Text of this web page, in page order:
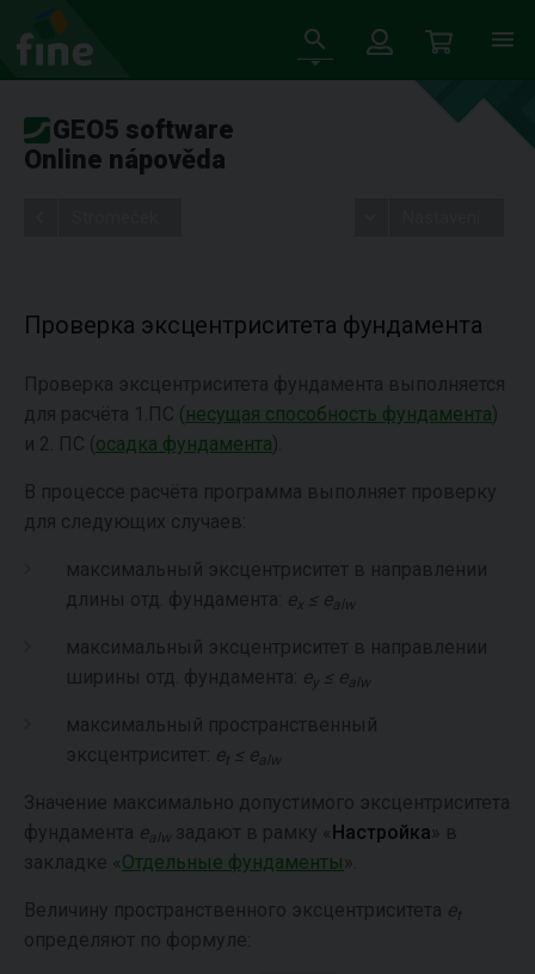
GEO5 software
Online nápověda
Проверка эксцентриситета фундамента
Проверка эксцентриситета фундамента выполняется
для расчёта 1.ПС ( несущая способность фундамента)
и 2. ПС ( осадка фундамента).
В процессе расчёта программа выполняет проверку
для следующих случаев:
максимальный эксцентриситет в направлении
длины отд. фундамента: ex ≤ ealw
максимальный эксцентриситет в направлении
ширины отд. фундамента: ey ≤ ealw
максимальный пространственный
эксцентриситет: et ≤ ealw
Значение максимально допустимого эксцентриситета
фундамента ealw задают в рамку « Настройка» в
закладке « Отдельные фундаменты ».
Величину пространственного эксцентриситета et
определяют по формуле: